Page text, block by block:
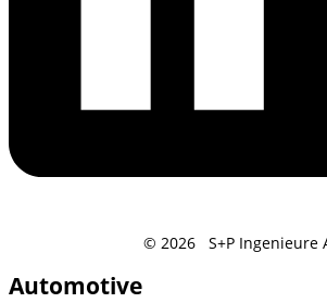
© 2026 S+P Ingenieure
Automotive